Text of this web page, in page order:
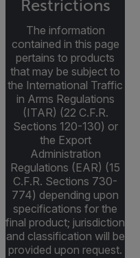
Restrictions
The information
contained in this page
pertains to products
that may be subject to
the International Traffic
in Arms Regulations
(ITAR) (22 C.F.R.
Sections 120-130) or
the Export
Administration
Regulations (EAR) (15
C.F.R. Sections 730-
774) depending upon
specifications for the
final product; jurisdiction
and classification will be
provided upon request.